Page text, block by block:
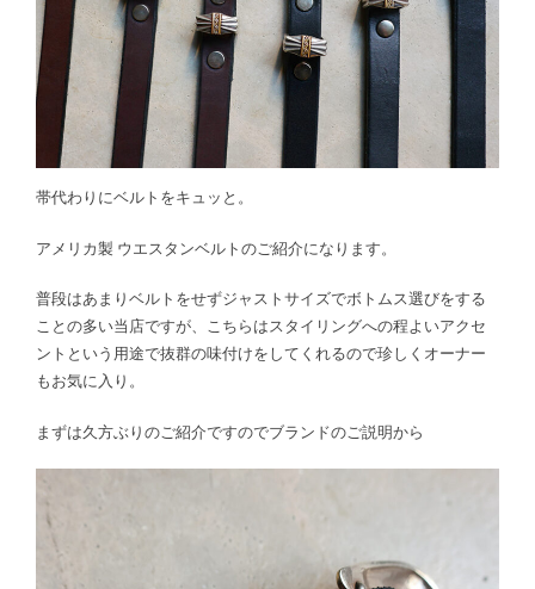
帯代わりにベルトをキュッと。
アメリカ製 ウエスタンベルトのご紹介になります。
普段はあまりベルトをせずジャストサイズでボトムス選びをする
ことの多い当店ですが、こちらはスタイリングへの程よいアクセ
ントという用途で抜群の味付けをしてくれるので珍しくオーナー
もお気に入り。
まずは久方ぶりのご紹介ですのでブランドのご説明から